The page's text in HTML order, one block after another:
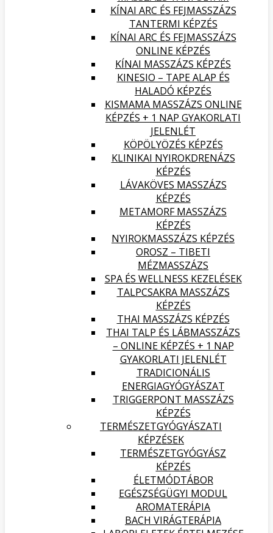
KÍNAI ARC ÉS FEJMASSZÁZS
TANTERMI KÉPZÉS
KÍNAI ARC ÉS FEJMASSZÁZS
ONLINE KÉPZÉS
KÍNAI MASSZÁZS KÉPZÉS
KINESIO – TAPE ALAP ÉS
HALADÓ KÉPZÉS
KISMAMA MASSZÁZS ONLINE
KÉPZÉS + 1 NAP GYAKORLATI
JELENLÉT
KÖPÖLYÖZÉS KÉPZÉS
KLINIKAI NYIROKDRENÁZS
KÉPZÉS
LÁVAKÖVES MASSZÁZS
KÉPZÉS
METAMORF MASSZÁZS
KÉPZÉS
NYIROKMASSZÁZS KÉPZÉS
OROSZ – TIBETI
MÉZMASSZÁZS
SPA ÉS WELLNESS KEZELÉSEK
TALPCSAKRA MASSZÁZS
KÉPZÉS
THAI MASSZÁZS KÉPZÉS
THAI TALP ÉS LÁBMASSZÁZS
– ONLINE KÉPZÉS + 1 NAP
GYAKORLATI JELENLÉT
TRADICIONÁLIS
ENERGIAGYÓGYÁSZAT
TRIGGERPONT MASSZÁZS
KÉPZÉS
TERMÉSZETGYÓGYÁSZATI
KÉPZÉSEK
TERMÉSZETGYÓGYÁSZ
KÉPZÉS
ÉLETMÓDTÁBOR
EGÉSZSÉGÜGYI MODUL
AROMATERÁPIA
BACH VIRÁGTERÁPIA